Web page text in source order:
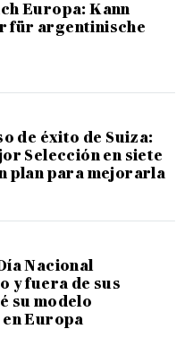
Europa: Kann
für argentinische
de éxito de Suiza:
Selección en siete
plan para mejorarla
Nacional
y fuera de sus
su modelo
Europa